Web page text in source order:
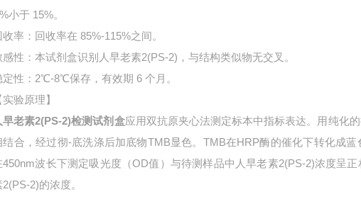
小于 15%。
收率：回收率在 85%-115%之间。
感性：本试剂盒识别人早老素2(PS-2)，与结构类似物无交叉。
定性：2℃-8℃保存，有效期 6 个月。
实验原理】
早老素2(PS-2)检测试剂盒应用双抗原夹心法测定标本中指标表达。用纯化
结合，经过彻-底洗涤后加底物TMB显色。TMB在HRP酶的催化下转化成
450nm波长下测定吸光度（OD值）与待测样品中 人早老素2(PS-2)浓度呈
2(PS-2)的浓度。